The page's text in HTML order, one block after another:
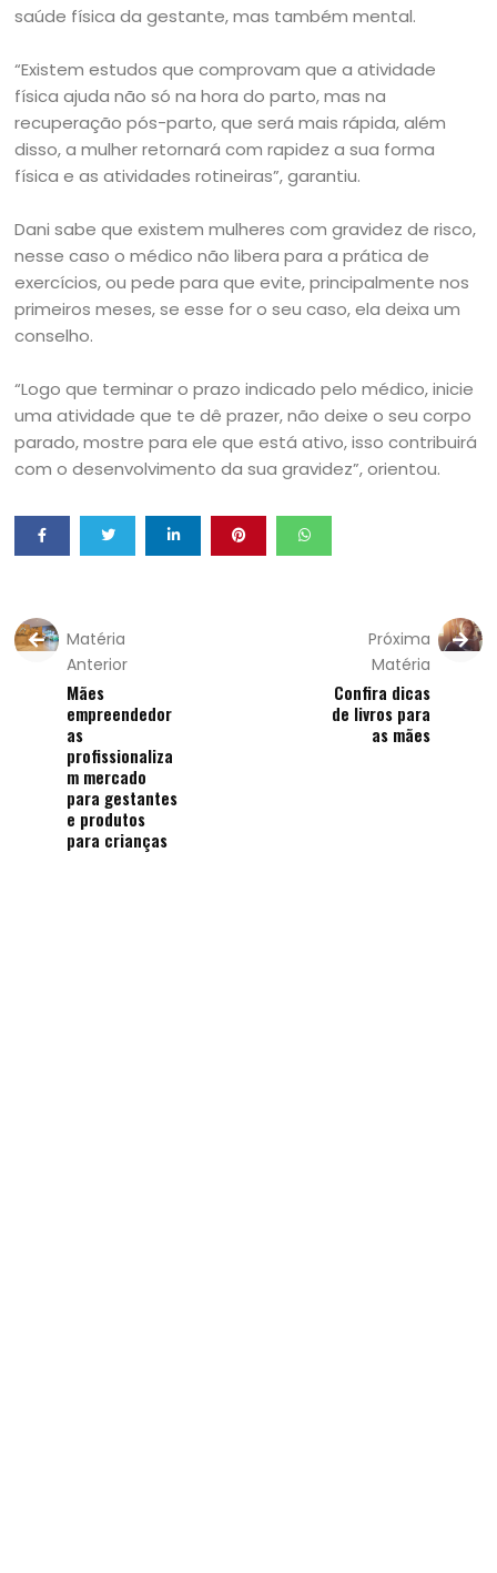
saúde física da gestante, mas também mental.
“Existem estudos que comprovam que a atividade
física ajuda não só na hora do parto, mas na
recuperação pós-parto, que será mais rápida, além
disso, a mulher retornará com rapidez a sua forma
física e as atividades rotineiras”, garantiu.
Dani sabe que existem mulheres com gravidez de risco,
nesse caso o médico não libera para a prática de
exercícios, ou pede para que evite, principalmente nos
primeiros meses, se esse for o seu caso, ela deixa um
conselho.
“Logo que terminar o prazo indicado pelo médico, inicie
uma atividade que te dê prazer, não deixe o seu corpo
parado, mostre para ele que está ativo, isso contribuirá
com o desenvolvimento da sua gravidez”, orientou.
Matéria
Anterior
Mães
empreendedor
as
profissionaliza
m mercado
para gestantes
e produtos
para crianças
Próxima
Matéria
Confira dicas
de livros para
as mães